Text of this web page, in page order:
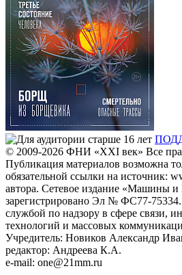
© 2009-2026 ФHИ «XXI век» Все
Публикация материалов возможна
обязательной ссылки на источник:
автора. Сетевое издание «Машины
зарегистрировано Эл № ФС77-
службой по надзору в сфере связи,
технологий и массовых
Учредитель: Новиков Александр
редактор: Андреева К.А.
e-mail: one@21mm.ru